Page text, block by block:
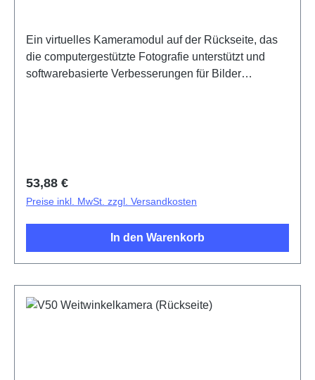
Ein virtuelles Kameramodul auf der Rückseite, das
die computergestützte Fotografie unterstützt und
softwarebasierte Verbesserungen für Bilder
Regulärer Preis:
53,88 €
Preise inkl. MwSt. zzgl. Versandkosten
In den Warenkorb